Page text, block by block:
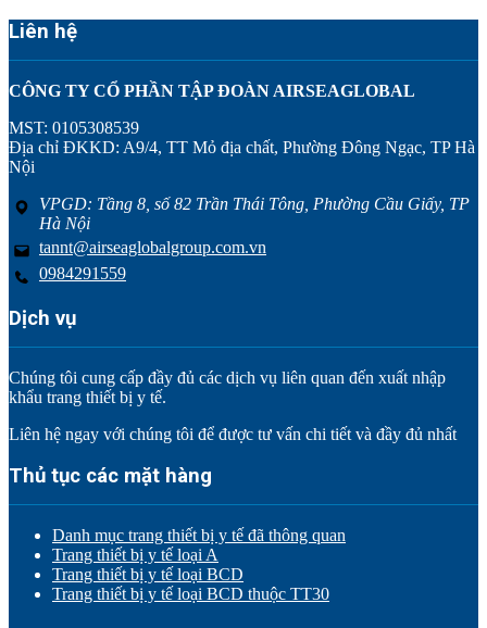
Liên hệ
CÔNG TY CỔ PHẦN TẬP ĐOÀN AIRSEAGLOBAL
MST: 0105308539
Địa chỉ ĐKKD: A9/4, TT Mỏ địa chất, Phường Đông Ngạc, TP Hà
Nội
VPGD: Tầng 8, số 82 Trần Thái Tông, Phường Cầu Giấy, TP
Hà Nội
tannt@airseaglobalgroup.com.vn
0984291559
Dịch vụ
Chúng tôi cung cấp đầy đủ các dịch vụ liên quan đến xuất nhập
khẩu trang thiết bị y tế.
Liên hệ ngay với chúng tôi để được tư vấn chi tiết và đầy đủ nhất
Thủ tục các mặt hàng
Danh mục trang thiết bị y tế đã thông quan
Trang thiết bị y tế loại A
Trang thiết bị y tế loại BCD
Trang thiết bị y tế loại BCD thuộc TT30